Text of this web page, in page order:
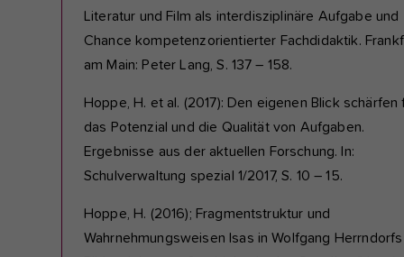
Literatur und Film als interdisziplinäre Aufgabe und
Chance kompetenzorientierter Fachdidaktik.
am Main: Peter Lang, S. 137 – 158.
Hoppe, H. et al. (2017): Den eigenen Blick schärfen
das Potenzial und die Qualität von Aufgaben.
Ergebnisse aus der aktuellen Forschung. In:
Schulverwaltung spezial 1/2017, S. 10 – 15.
Hoppe, H. (2016); Fragmentstruktur und
Wahrnehmungsweisen Isas in Wolfgang Herrndorfs